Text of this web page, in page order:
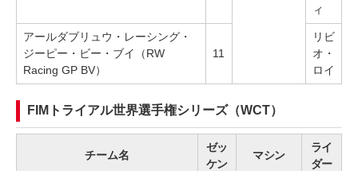
ィ
アールダブリュウ・レーシング・
ジーピー・ビー・ブイ（RW
Racing GP BV）
11
リビ
オ・
ロイ
FIMトライアル世界選手権シリーズ（WCT）
チーム名
ゼッ
ケン
マシン
ライ
ダー